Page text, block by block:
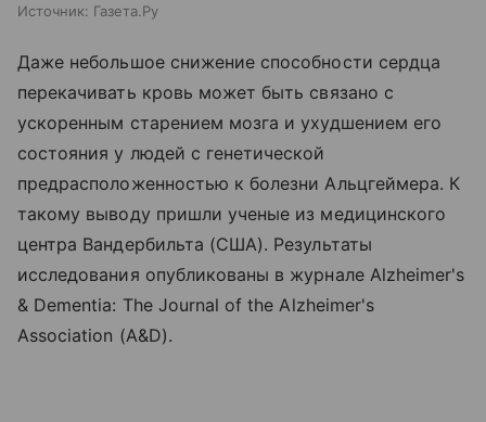
Источник: Газета.Ру
Даже небольшое снижение способности сердца
перекачивать кровь может быть связано с
ускоренным старением мозга и ухудшением его
состояния у людей с генетической
предрасположенностью к болезни Альцгеймера. К
такому выводу пришли ученые из медицинского
центра Вандербильта (США). Результаты
исследования опубликованы в журнале Alzheimer's
& Dementia: The Journal of the Alzheimer's
Association (A&D).